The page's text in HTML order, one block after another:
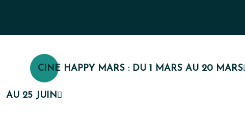
CINE HAPPY MARS : DU 1 MARS AU 20 MARS
AU 25 JUIN